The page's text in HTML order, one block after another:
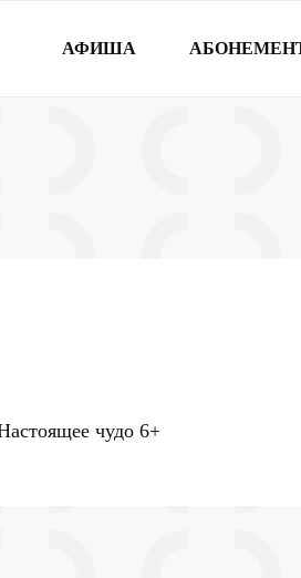
АФИША
чудо 6+